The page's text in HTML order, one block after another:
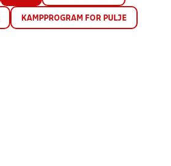
KAMPPROGRAM FOR PULJE